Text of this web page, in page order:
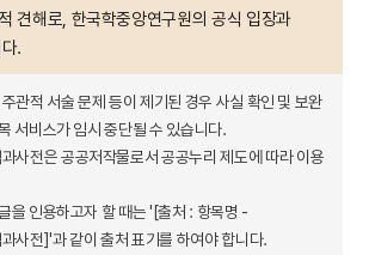
견해로, 한국학중앙연구원의 공식 입장과
.
관적 서술 문제 등이 제기된 경우 사실 확인 및 보완
서비스가 임시 중단될 수 있습니다.
사전은 공공저작물로서 공공누리 제도에 따라 이용
을 인용하고자 할 때는 '[출처 : 항목명 -
사전]'과 같이 출처 표기를 하여야 합니다.